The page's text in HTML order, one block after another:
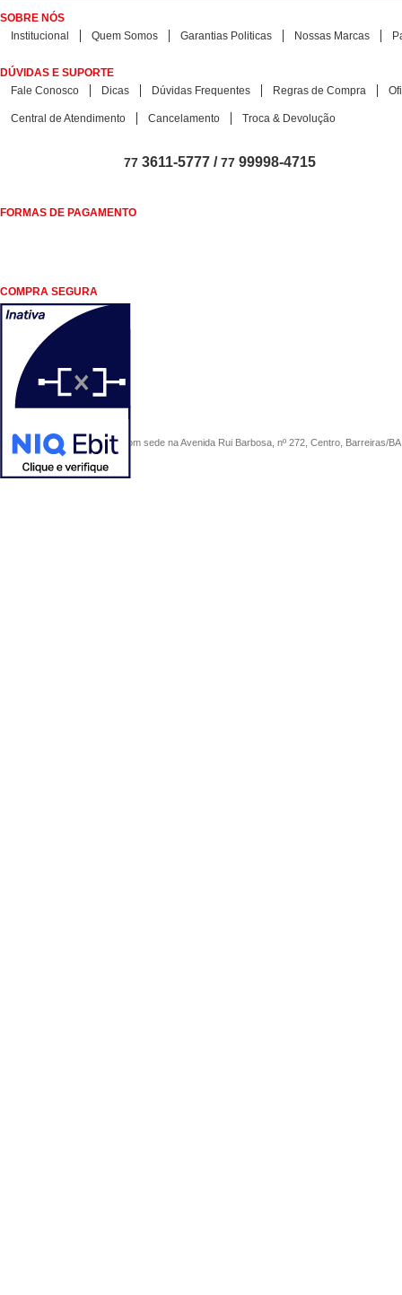
SOBRE NÓS
Institucional
Quem Somos Garantias Politicas Nossas Marcas
DÚVIDAS E SUPORTE
Fale Conosco
Dicas Dúvidas Frequentes Regras de Compra
Central de Atendimento Cancelamento Troca & Devolução
77 3611-5777 /77 99998-4715
FORMAS DE PAGAMENTO
COMPRA SEGURA
COMERCIAL SÃO PAULO, com sede na Avenida Rui Barbosa, nº 272, Centro, Barreiras/